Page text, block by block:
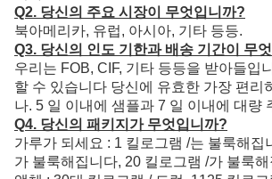
Q2. 당신의 주요 시장이 무엇입니까?
북아메리카, 유럽, 아시아, 기타 등등.
Q3. 당신의 인도 기한과 배송 기간이 무
우리는 FOB, CIF, 기타 등등을 받아들입
할 수 있습니다 당신에 유효한 가장 편리
나. 5 일 이내에 샘플과 7 일 이내에 대량
Q4. 당신의 패키지가 무엇입니까?
가루가 되세요 : 1 킬로그램 /는 불룩해집
가 불룩해집니다, 20 킬로그램 /가 불룩